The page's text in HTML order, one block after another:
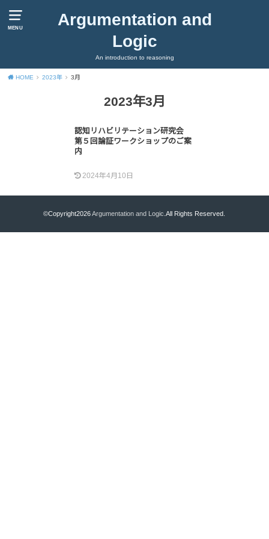
MENU
Argumentation and
Logic
An introduction to reasoning
HOME 2023年 3月
2023年3月
認知リハビリテーション研究会
第５回論証ワークショップのご案
内
2024年4月10日
©Copyright2026Argumentation and Logic .All Rights Reserved.